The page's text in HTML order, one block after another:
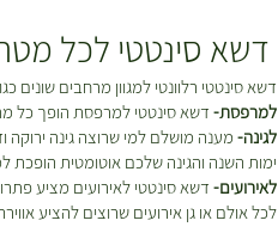
דשא סינטטי לכל
דשא סינטטי רלוונטי למגוון מרחבים שונים
למרפסת- דשא סינטטי למרפסת הופך כל
לגינה- מענה מושלם למי שרוצה גינה
ימות השנה והגינה שלכם אוטומטית הופכת
לאירועים- דשא סינטטי לאירועים מציע
לכל אולם או גן אירועים שרוצים להציע